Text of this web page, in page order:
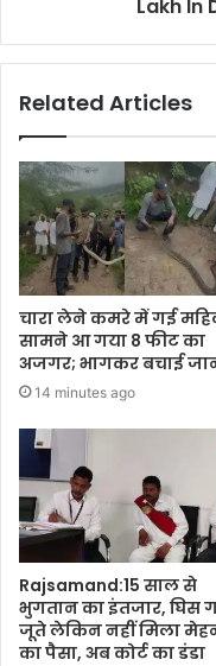
Lakh In
Related Articles
चारा लेने कमरे में गई
सामने आ गया 8 फीट का
अजगर; भागकर बचाई
14 minutes ago
Rajsamand:15 साल से
भुगतान का इंतजार, घिस
जूते लेकिन नहीं मिला
का पैसा, अब कोर्ट का डंडा